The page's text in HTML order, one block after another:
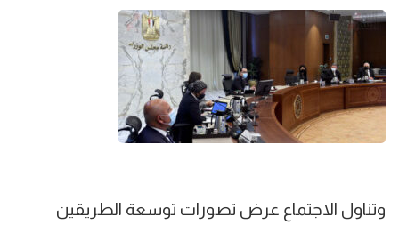
وتناول الاجتماع عرض تصورات توسعة الطريقين